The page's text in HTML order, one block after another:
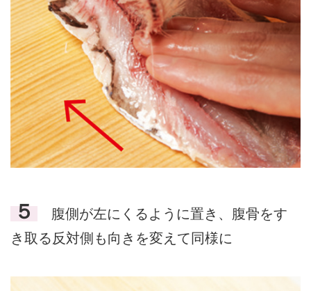
５
腹側が左にくるように置き、腹骨をす
き取る反対側も向きを変えて同様に